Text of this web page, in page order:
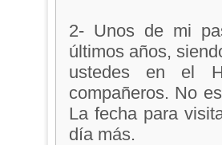
2- Unos de mi
últimos años,
ustedes en el
compañeros. No
La fecha para
día más.